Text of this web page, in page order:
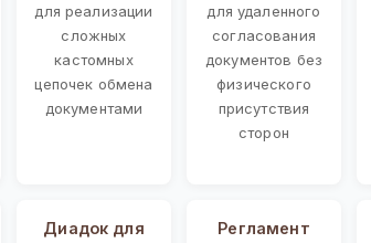
для реализации
сложных
кастомных
цепочек обмена
документами
для удаленного
согласования
документов без
физического
присутствия
сторон
Диадок для
Регламент